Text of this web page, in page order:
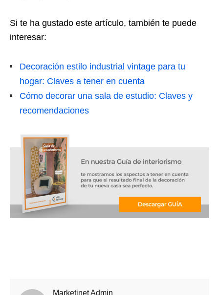
Si te ha gustado este artículo, también te puede
interesar:
Decoración estilo industrial vintage para tu
hogar: Claves a tener en cuenta
Cómo decorar una sala de estudio: Claves y
recomendaciones
Marketinet Admin